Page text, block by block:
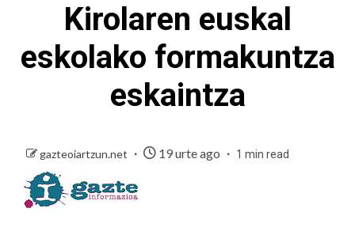
Kirolaren euskal
eskolako formakuntza
eskaintza
gazteoiartzun.net 19 urte ago 1 min read